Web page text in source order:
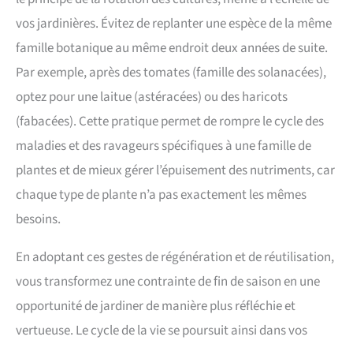
vos jardinières. Évitez de replanter une espèce de la même
famille botanique au même endroit deux années de suite.
Par exemple, après des tomates (famille des solanacées),
optez pour une laitue (astéracées) ou des haricots
(fabacées). Cette pratique permet de rompre le cycle des
maladies et des ravageurs spécifiques à une famille de
plantes et de mieux gérer l’épuisement des nutriments, car
chaque type de plante n’a pas exactement les mêmes
besoins.
En adoptant ces gestes de régénération et de réutilisation,
vous transformez une contrainte de fin de saison en une
opportunité de jardiner de manière plus réfléchie et
vertueuse. Le cycle de la vie se poursuit ainsi dans vos